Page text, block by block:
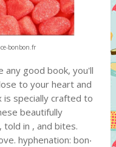
bonbon.fr
any good book, you'll
to your heart and
is specially crafted to
beautifully
in , and bites.
hyphenation: bon‧